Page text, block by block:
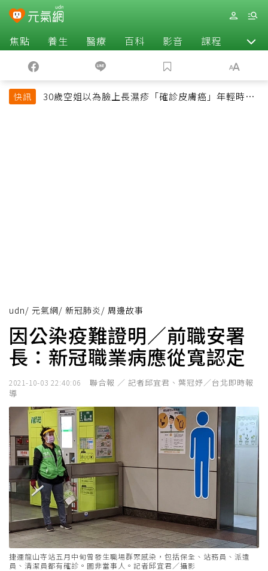
焦點 養生 醫療 百科 影音 課程 退休
快訊
30歲空姐以為臉上長濕疹「確診皮膚癌」年輕時一
udn/ 元氣網/ 新冠肺炎 / 周邊故事
因公染疫難證明／前職安署
長：新冠職業病應從寬認定
2021-10-03 22:40:06
聯合報 ／ 記者邱宜君、葉冠妤／台北即時報
導
捷運龍山寺站五月中旬曾發生職場群聚感染，包括保全、站務員、派遣
員、清潔員都有確診。圖非當事人。記者邱宜君／攝影